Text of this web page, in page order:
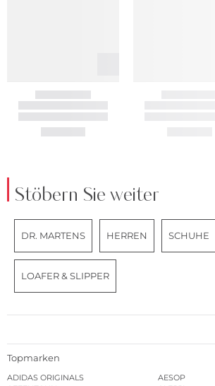
Stöbern Sie weiter
DR. MARTENS HERREN SCHUHE
LOAFER & SLIPPER
Topmarken
ADIDAS ORIGINALS
AESOP